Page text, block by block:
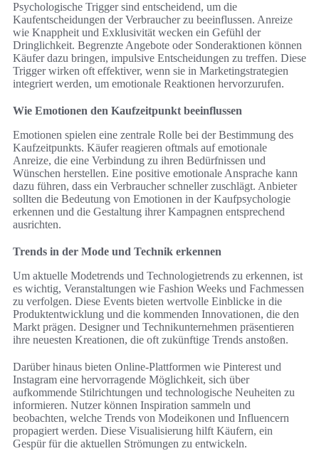
Psychologische Trigger sind entscheidend, um die
Kaufentscheidungen der Verbraucher zu beeinflussen. Anreize
wie Knappheit und Exklusivität wecken ein Gefühl der
Dringlichkeit. Begrenzte Angebote oder Sonderaktionen können
Käufer dazu bringen, impulsive Entscheidungen zu treffen. Diese
Trigger wirken oft effektiver, wenn sie in Marketingstrategien
integriert werden, um emotionale Reaktionen hervorzurufen.
Wie Emotionen den Kaufzeitpunkt beeinflussen
Emotionen spielen eine zentrale Rolle bei der Bestimmung des
Kaufzeitpunkts. Käufer reagieren oftmals auf emotionale
Anreize, die eine Verbindung zu ihren Bedürfnissen und
Wünschen herstellen. Eine positive emotionale Ansprache kann
dazu führen, dass ein Verbraucher schneller zuschlägt. Anbieter
sollten die Bedeutung von Emotionen in der Kaufpsychologie
erkennen und die Gestaltung ihrer Kampagnen entsprechend
ausrichten.
Trends in der Mode und Technik erkennen
Um aktuelle Modetrends und Technologietrends zu erkennen, ist
es wichtig, Veranstaltungen wie Fashion Weeks und Fachmessen
zu verfolgen. Diese Events bieten wertvolle Einblicke in die
Produktentwicklung und die kommenden Innovationen, die den
Markt prägen. Designer und Technikunternehmen präsentieren
ihre neuesten Kreationen, die oft zukünftige Trends anstoßen.
Darüber hinaus bieten Online-Plattformen wie Pinterest und
Instagram eine hervorragende Möglichkeit, sich über
aufkommende Stilrichtungen und technologische Neuheiten zu
informieren. Nutzer können Inspiration sammeln und
beobachten, welche Trends von Modeikonen und Influencern
propagiert werden. Diese Visualisierung hilft Käufern, ein
Gespür für die aktuellen Strömungen zu entwickeln.